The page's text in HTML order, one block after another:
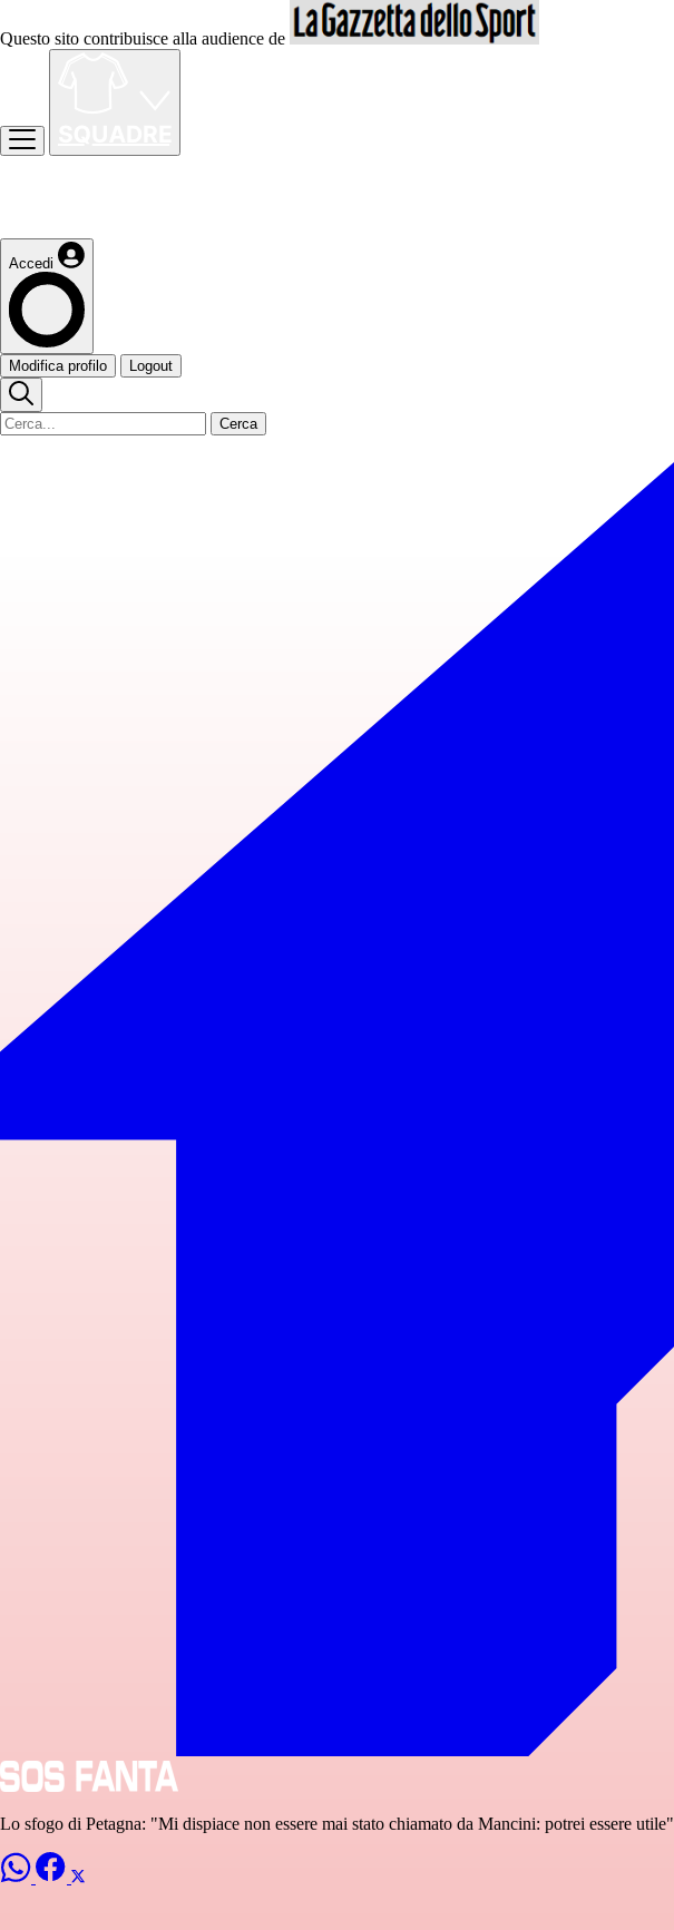
Questo sito contribuisce alla audience de
Accedi
Modifica profilo Logout
Cerca
Lo sfogo di Petagna: "Mi dispiace non essere mai stato chiamato da Mancini: potrei essere utile"